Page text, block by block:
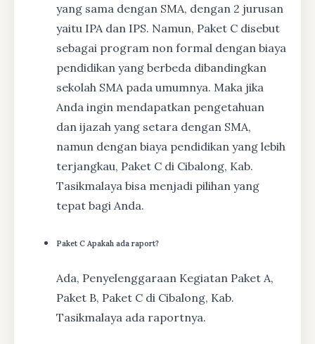
yang sama dengan SMA, dengan 2 jurusan
yaitu IPA dan IPS. Namun, Paket C disebut
sebagai program non formal dengan biaya
pendidikan yang berbeda dibandingkan
sekolah SMA pada umumnya. Maka jika
Anda ingin mendapatkan pengetahuan
dan ijazah yang setara dengan SMA,
namun dengan biaya pendidikan yang lebih
terjangkau, Paket C di Cibalong, Kab.
Tasikmalaya bisa menjadi pilihan yang
tepat bagi Anda.
Paket C Apakah ada raport?
Ada, Penyelenggaraan Kegiatan Paket A,
Paket B, Paket C di Cibalong, Kab.
Tasikmalaya ada raportnya.